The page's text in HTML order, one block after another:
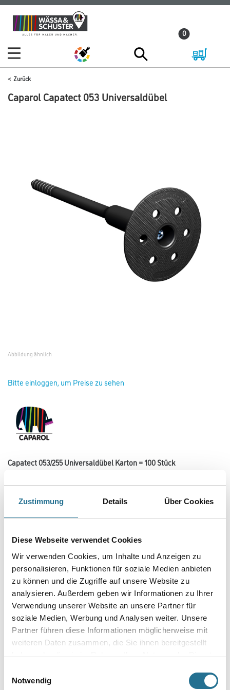
Zustimmung Details Über Cookies
Diese Webseite verwendet Cookies
Wir verwenden Cookies, um Inhalte und Anzeigen zu
personalisieren, Funktionen für soziale Medien anbieten
zu können und die Zugriffe auf unsere Website zu
analysieren. Außerdem geben wir Informationen zu Ihrer
Verwendung unserer Website an unsere Partner für
soziale Medien, Werbung und Analysen weiter. Unsere
Partner führen diese Informationen möglicherweise mit
weiteren Daten zusammen, die Sie ihnen bereitgestellt
haben oder die sie im Rahmen Ihrer Nutzung der Dienste
Notwendig
Zum
Inhalt
Zum
Navigationsmenü
0
Zurück
Caparol Capatect 053 Universaldübel
Abbildung ähnlich
Bitte einloggen, um Preise zu sehen
Capatect 053/255 Universaldübel Karton = 100 Stück
Befestigung von Capatect Fassadensystemen.
Umrechnungsfaktoren